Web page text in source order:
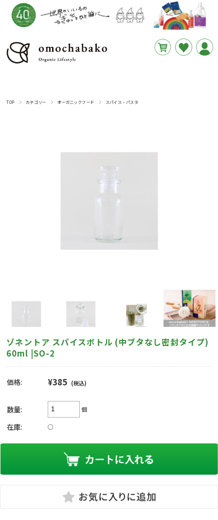
TOP カテゴリー オーガニックフード スパイス・パスタ
ゾネントア スパイスボトル (中ブタなし密封タイプ)
60ml |SO-2
価格: ¥385 (税込)
数量: 個
在庫: ○